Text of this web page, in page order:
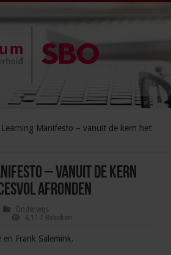
Learning Manifesto – vanuit de kern het
– vanuit de kern
afronden
Onderwijs
4,117 Bekeken
en Frank Salemink.